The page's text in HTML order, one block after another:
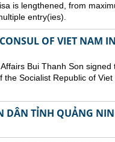
is lengthened, from
entry(ies).
OF VIET NAM
Bui Thanh Son
Socialist Republic of
DÂN TỈNH QUẢNG